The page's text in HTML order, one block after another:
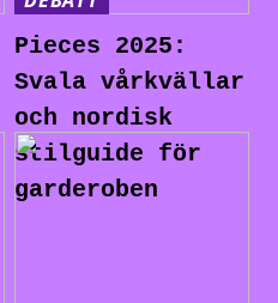
Pieces 2025:
Svala vårkvällar
och nordisk
stilguide för
garderoben